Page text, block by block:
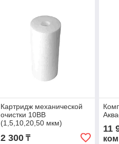
Картридж механической
очистки 10BB
(1,5,10,20,50 мкм)
2 300₸
11